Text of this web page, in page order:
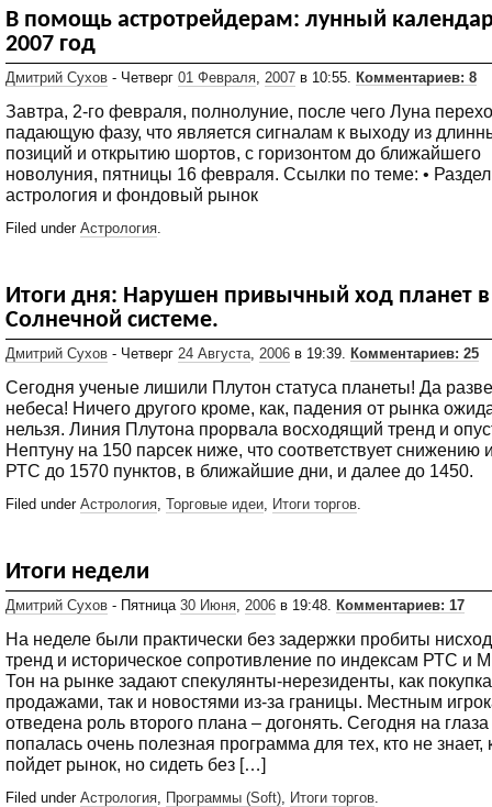
В помощь астротрейдерам: лунный
2007 год
Дмитрий Сухов - Четверг 01 Февраля, 2007 в 10:55. Комментариев: 8
Завтра, 2-го февраля, полнолуние, после чего Луна
падающую фазу, что является сигналам к выходу из
позиций и открытию шортов, с горизонтом до ближайшего
новолуния, пятницы 16 февраля. Ссылки по теме: • Раздел
астрология и фондовый рынок
Filed under Астрология
Итоги дня: Нарушен привычный ход планет в
Солнечной системе.
Дмитрий Сухов - Четверг 24 Августа 2006 в 19:39. Комментариев: 25
Сегодня ученые лишили Плутон статуса планеты! Да
небеса! Ничего другого кроме, как, падения от рынка
нельзя. Линия Плутона прорвала восходящий тренд и
Нептуну на 150 парсек ниже, что соответствует снижению
РТС до 1570 пунктов, в ближайшие дни, и далее до 1450.
Filed under Астрология Торговые идеи Итоги торгов
Итоги недели
Дмитрий Сухов - Пятница 30 Июня 2006 в 19:48. Комментариев: 17
На неделе были практически без задержки пробиты
тренд и историческое сопротивление по индексам РТС и
Тон на рынке задают спекулянты-нерезиденты, как
продажами, так и новостями из-за границы. Местным
отведена роль второго плана – догонять. Сегодня на глаза
попалась очень полезная программа для тех, кто не знает,
пойдет рынок, но сидеть без […]
Filed under Астрология Программы (Soft) Итоги торгов